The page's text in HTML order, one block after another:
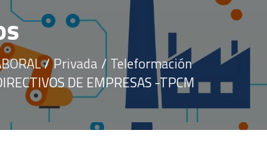
Privada
Teleformación
DE EMPRESAS -TPCM